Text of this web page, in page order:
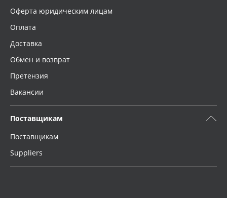
Оферта юридическим лицам
Оплата
Доставка
Обмен и возврат
Претензия
Вакансии
Поставщикам
Поставщикам
Suppliers